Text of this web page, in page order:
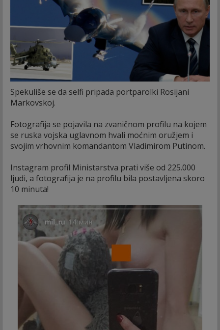
Spekuliše se da selfi pripada portparolki Rosijani
Markovskoj.
Fotografija se pojavila na zvaničnom profilu na kojem
se ruska vojska uglavnom hvali moćnim oružjem i
svojim vrhovnim komandantom Vladimirom Putinom.
Instagram profil Ministarstva prati više od 225.000
ljudi, a fotografija je na profilu bila postavljena skoro
10 minuta!